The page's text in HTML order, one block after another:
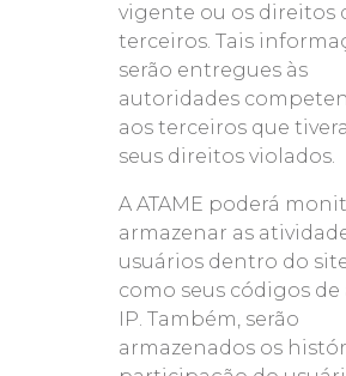
vigente ou os direitos
terceiros. Tais
serão entregues às
autoridades
aos terceiros que
seus direitos violados.
A ATAME poderá
armazenar as
usuários dentro do
como seus códigos de
IP. Também, serão
armazenados os